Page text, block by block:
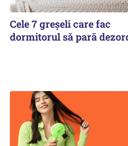
Cele 7 greșeli care fac
dormitorul să pară